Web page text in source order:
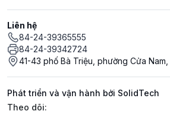
Liên hệ
84-24-39365555
84-24-39342724
41-43 phố Bà Triệu, phường Cửa Nam,
Phát triển và vận hành bởi SolidTech
Mạng xã hội
Theo dõi: